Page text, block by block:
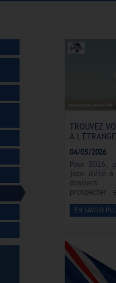
TROUVEZ
À
04/05/2026
Pour 2026,
jobs d'été
dossiers
prospecter
EN SAVOIR